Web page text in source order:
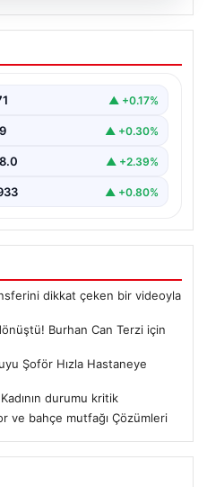
dönüştü!
harekete geçildi
▲ +0.17%
▲ +0.30%
▲ +2.39%
▲ +0.80%
dikkat çeken bir videoyla
Burhan Can Terzi için
Şoför Hızla Hastaneye
durumu kritik
ve bahçe mutfağı Çözümleri